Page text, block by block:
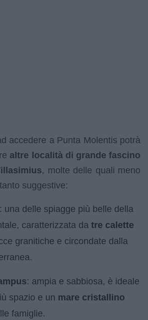
accedere a Punta Molentis potrà
altre località di grande fascino
, molte delle quali meno
suggestive:
: una delle spiagge più belle della
caratterizzata da tre calette
granitiche e circondate dalla
: ampia e sabbiosa, è ideale
spazio e un mare cristallino
famiglie.